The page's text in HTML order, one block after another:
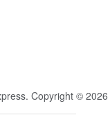
Copyright © 2026